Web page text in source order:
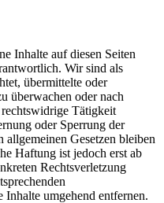
Inhalte auf diesen Seiten
Wir sind als
übermittelte oder
überwachen oder nach
Tätigkeit
oder Sperrung der
Gesetzen bleiben
Haftung ist jedoch erst ab
Rechtsverletzung
umgehend entfernen.